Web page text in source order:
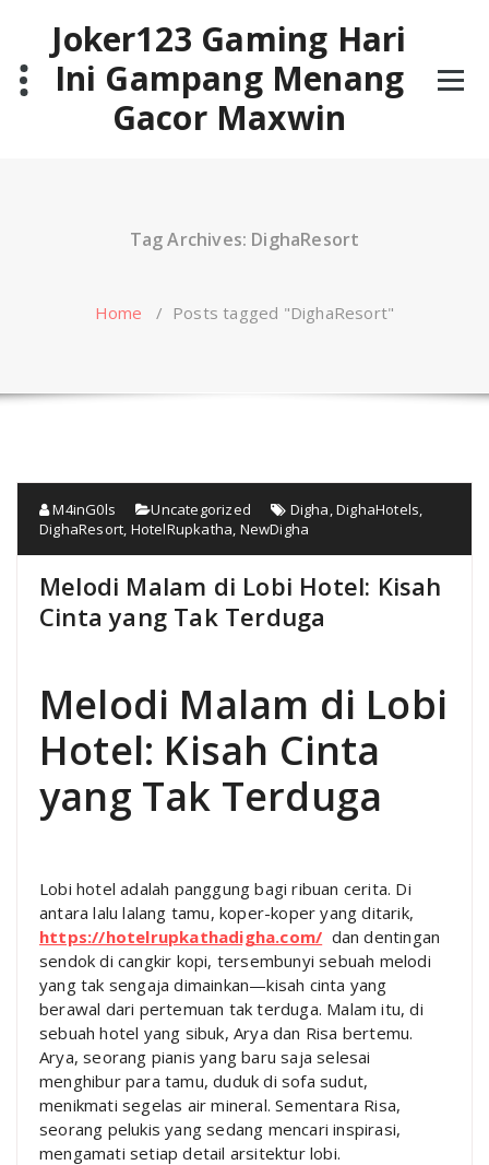
contentJoker123 Gaming Hari
Ini Gampang Menang
Gacor Maxwin
Tag Archives: DighaResort
Home / Posts tagged "DighaResort"
M4inG0ls Uncategorized Digha ,DighaHotels
DighaResort HotelRupkatha NewDigha
Melodi Malam di Lobi Hotel: Kisah
Cinta yang Tak Terduga
Melodi Malam di Lobi
Hotel: Kisah Cinta
yang Tak Terduga
Lobi hotel adalah panggung bagi ribuan cerita. Di
antara lalu lalang tamu, koper-koper yang ditarik,
https://hotelrupkathadigha.com/ dan dentingan
sendok di cangkir kopi, tersembunyi sebuah melodi
yang tak sengaja dimainkan—kisah cinta yang
berawal dari pertemuan tak terduga. Malam itu, di
sebuah hotel yang sibuk, Arya dan Risa bertemu.
Arya, seorang pianis yang baru saja selesai
menghibur para tamu, duduk di sofa sudut,
menikmati segelas air mineral. Sementara Risa,
seorang pelukis yang sedang mencari inspirasi,
mengamati setiap detail arsitektur lobi.